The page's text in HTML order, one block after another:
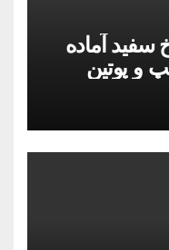
سفید آماده
و پوتین